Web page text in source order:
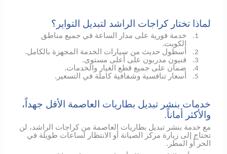
لماذا تختار كراجات الراشد لتبديل التواير؟
1.
خدمة فورية على مدار الساعة في جميع مناطق
الكويت.
2. أسطول حديث من سيارات الخدمة المجهزة بالكامل.
3. فنيون مدربون على أعلى مستوى.
4. ضمان على جميع قطع الغيار والخدمات.
5. أسعار تنافسية وشفافية كاملة في التسعير.
خدمات بنشر تبديل بطاريات العاصمة الأقل جهداً،
والأكثر أماناً.
مع خدمة بنشر تبديل بطاريات العاصمة من كراجات الراشد، لن
تحتاج إلى زيارة مركز الصيانة أو الانتظار لساعات طويلة في
الحر أو المطر.